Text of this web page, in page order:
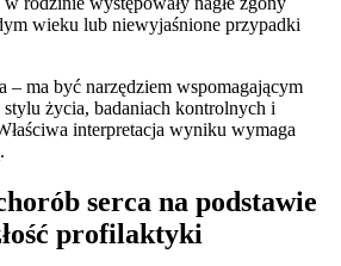
wieku lub niewyjaśnione przypadki
– ma być narzędziem wspomagającym
życia, badaniach kontrolnych i
interpretacja wyniku wymaga
serca na podstawie
profilaktyki